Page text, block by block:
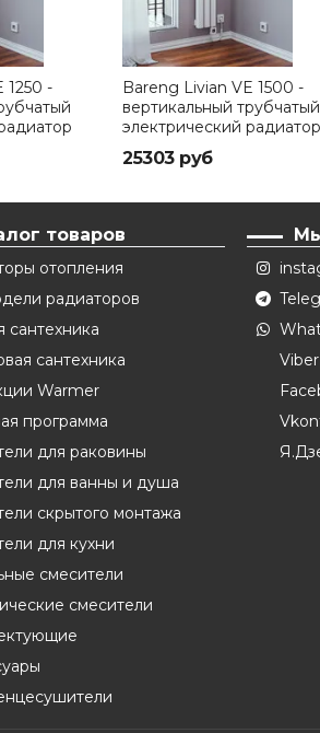
1250 -
Bareng Livian VE 1500 -
вертикальный трубчатый
электрический радиатор
высотой 1500 мм
25303 руб
товаров
отопления
радиаторов
сантехника
сантехника
Warmer
программа
для раковины
для ванны и душа
скрытого монтажа
для кухни
смесители
смесители
Viber